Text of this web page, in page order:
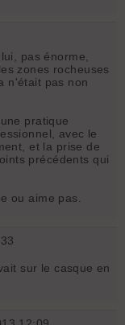
pas énorme,
zones rocheuses
n'était pas non
pratique
avec le
et la prise de
précédents qui
ou aime pas.
sur le casque en